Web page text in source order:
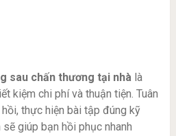
sau chấn thương tại nhàlà
kiệm chi phí và thuận tiện. Tuân
thực hiện bài tập đúng kỹ
giúp bạn hồi phục nhanh